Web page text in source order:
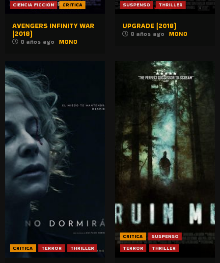
CIENCIA FICCION
CRITICA
AVENGERS INFINITY WAR
(2018)
8 años ago MONO
SUSPENSO
THRILLER
UPGRADE (2018)
8 años ago MONO
CRITICA TERROR THRILLER
CRITICA
SUSPENSO
TERROR
THRILLER